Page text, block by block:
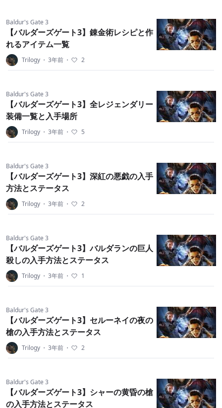
Baldur's Gate 3
【バルダーズゲート3】錬金術レシピと作
れるアイテム一覧
Trilogy ・ 3年前 ・ 2
Baldur's Gate 3
【バルダーズゲート3】全レジェンダリー
装備一覧と入手場所
Trilogy ・ 3年前 ・ 5
Baldur's Gate 3
【バルダーズゲート3】深紅の悪戯の入手
方法とステータス
Trilogy ・ 3年前 ・ 2
Baldur's Gate 3
【バルダーズゲート3】バルダランの巨人
殺しの入手方法とステータス
Trilogy ・ 3年前 ・ 1
Baldur's Gate 3
【バルダーズゲート3】セルーネイの夜の
槍の入手方法とステータス
Trilogy ・ 3年前 ・ 2
Baldur's Gate 3
【バルダーズゲート3】シャーの黄昏の槍
の入手方法とステータス